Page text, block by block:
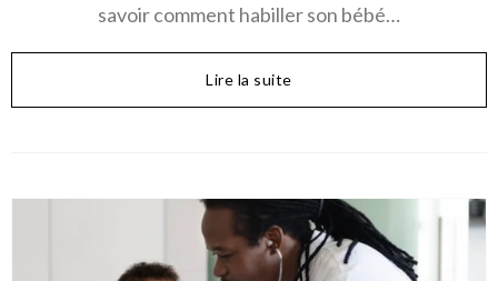
savoir comment habiller son bébé…
Lire la suite